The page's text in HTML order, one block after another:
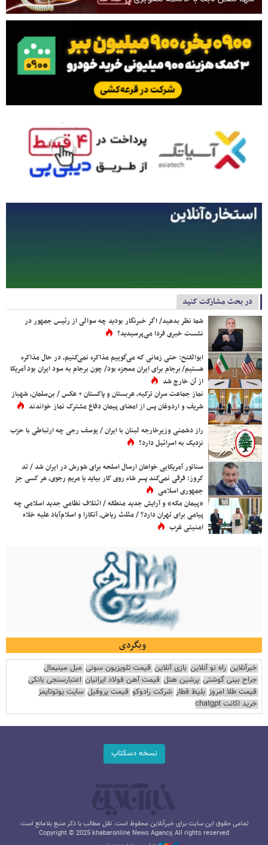
در بحث مشارکت کنید
شما نظر بدهید/ اگر خبرنگار بودید چه سوالی از رئیس جمهور در
نشست خبری فردا می‌پرسیدید؟
ابوالفتح: حتی زمانی که می‌گوییم مذاکره نمی‌کنیم، در حال مذاکره
هستیم/ برجام برای ایران معجزه بود/ چون برجام به سود ایران بود آمریکا
از آن خارج شد
نماز جماعت سران ترکیه، عربستان و پاکستان + عکس / بن‌سلمان، شهباز
شریف و اردوغان پس از امضای پیمان دفاع مشترک نماز خواندند
راز دشمنی وزیرخارجه لبنان با ایران / یوسف رجی چه ارتباطی با حزب
نزدیک به اسرائیل دارد؟
سناتور آمریکایی خواهان ارسال اسلحه برای شورش در ایران شد / تد
کروز: فرقی نمی‌کند پسر شاه روی کار بیاید یا مریم رجوی، هر کسی جز
جمهوری اسلامی
«پیمان مکه» و آرایش جدید منطقه / ائتلاف نظامی جدید اسلامی چه
پیامی برای تهران دارد؟ / مثلث ریاض، آنکارا و اسلام‌آباد علیه خلاء
امنیتی غرب
وبگردی
خبرآنلاین راه نو آنلاین بازی آنلاین قیمت تلویزیون سونی مبل مینیمال
جراح بینی گوشتی پرشین هتل قیمت آهن فولاد ایرانیان اعتبارسنجی بانکی
قیمت طلا امروز بلیط قطار شرکت رادوکو قیمت پروفیل سایت یوتوتایمز
خرید اکانت chatgpt
نسخه دسکتاپ
تمامی حقوق این سایت برای خبرآنلاین محفوظ است. نقل مطالب با ذکر منبع بلامانع است.
Copyright © 2025 khabaronline News Agancy, All rights reserved